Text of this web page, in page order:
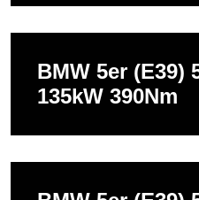
BMW 5er (E39)
135kW 390Nm